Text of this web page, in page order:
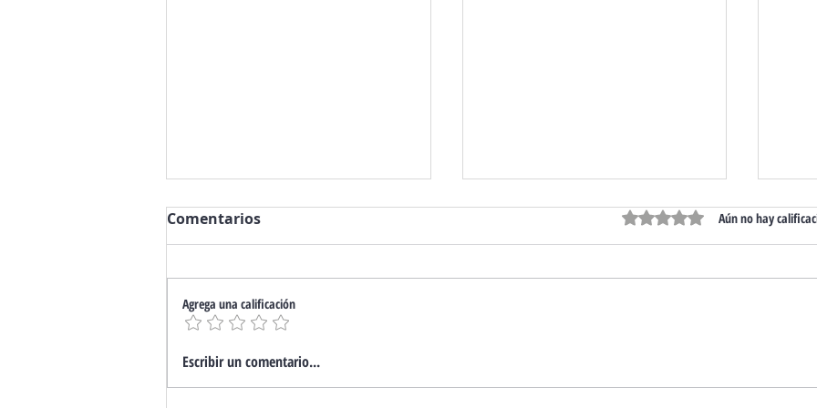
Utilidad y
Funcionamiento de los
el Nice Oneclipkit Soporte
Comentarios Obtuvo 0 de 5 estrellas.
Aún no hay
Agrega una calificación
Escribir un comentario...